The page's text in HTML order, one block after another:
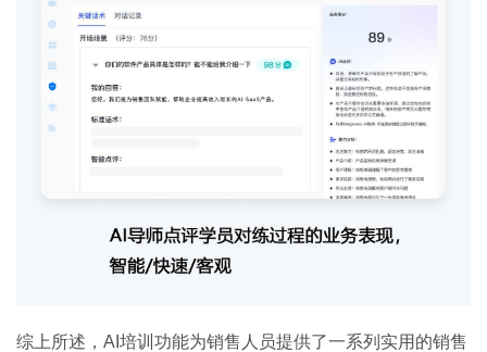
综上所述，AI培训功能为销售人员提供了一系列实用的销售